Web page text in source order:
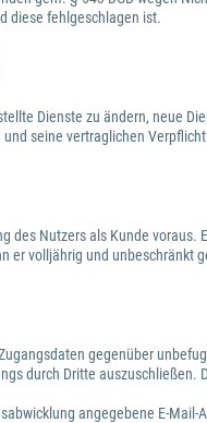
diese fehlgeschlagen ist.
Dienste zu ändern, neue
seine vertraglichen
des Nutzers als Kunde
er volljährig und
gegenüber
durch Dritte
angegebene E-